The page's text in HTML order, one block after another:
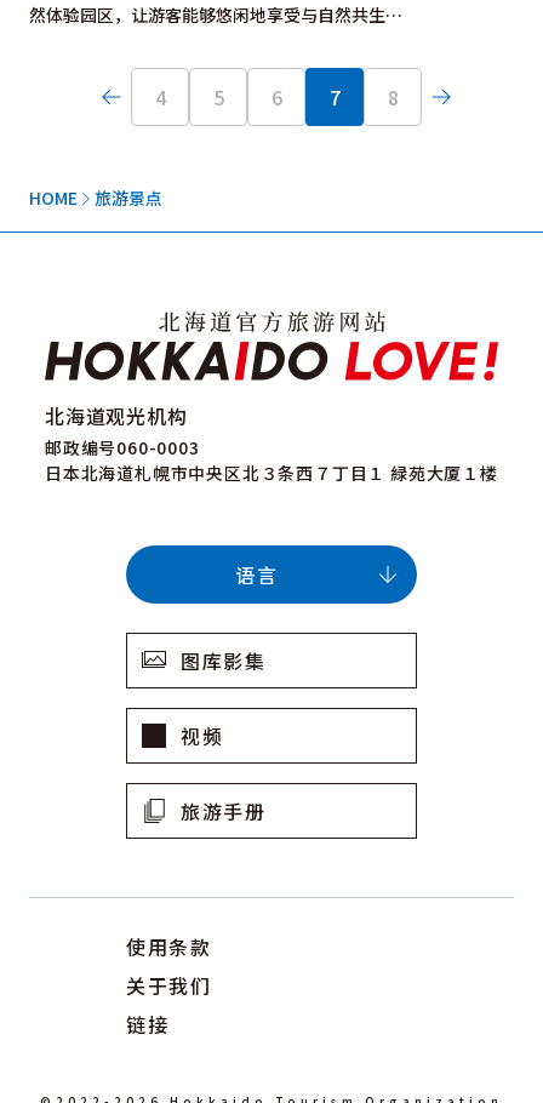
HOME 旅游景点
然体验园区，让游客能够悠闲地享受与自然共生…
4 5 6 7 8
北海道观光机构
邮政编号060-0003
日本北海道札幌市中央区北３条西７丁目１ 緑苑大厦１楼
图库影集
视频
旅游手册
使用条款
关于我们
链接
语言